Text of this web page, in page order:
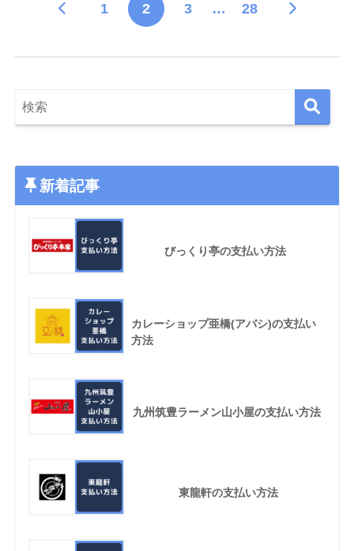
1 2 3 … 28
新着記事
びっくり亭の支払い方法
カレーショップ亜橋(アバシ)の支払い
方法
九州筑豊ラーメン山小屋の支払い方法
東龍軒の支払い方法